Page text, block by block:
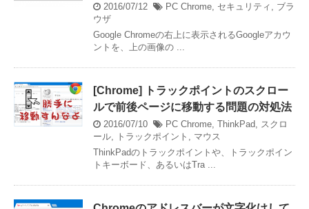
2016/07/12 PC Chrome セキュリティ
ブラ
ウザ
Google Chromeの右上に表示されるGoogleアカウ
ントを、上の画像の ...
[Chrome] トラックポイントのスクロー
ルで前後ページに移動する問題の対処法
2016/07/10 PC Chrome ThinkPad
スクロ
ール
トラックポイント
マウス
ThinkPadのトラックポイントや、トラックポイン
トキーボード、あるいはTra ...